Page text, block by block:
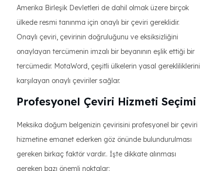
Amerika Birleşik Devletleri de dahil olmak üzere birçok
ülkede resmi tanınma için onaylı bir çeviri gereklidir.
Onaylı çeviri, çevirinin doğruluğunu ve eksiksizliğini
onaylayan tercümenin imzalı bir beyanının eşlik ettiği bir
tercümedir. MotaWord, çeşitli ülkelerin yasal gerekliliklerini
karşılayan onaylı çeviriler sağlar.
Profesyonel Çeviri Hizmeti Seçimi
Meksika doğum belgenizin çevirisini profesyonel bir çeviri
hizmetine emanet ederken göz önünde bulundurulması
gereken birkaç faktör vardır.. İşte dikkate alınması
gereken bazı önemli noktalar: